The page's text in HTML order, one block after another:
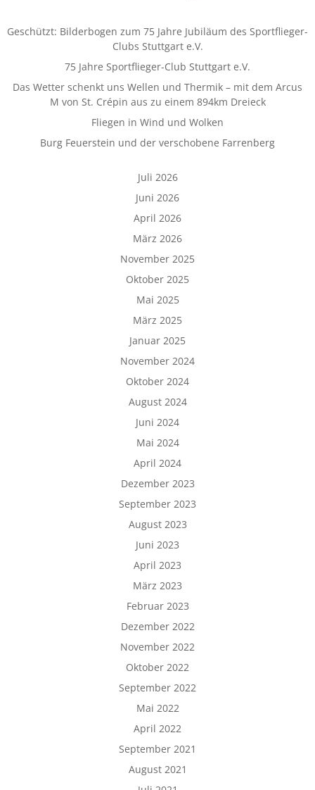
Geschützt: Bilderbogen zum 75 Jahre Jubiläum des Sportflieger-
Clubs Stuttgart e.V.
75 Jahre Sportflieger-Club Stuttgart e.V.
Das Wetter schenkt uns Wellen und Thermik – mit dem Arcus
M von St. Crépin aus zu einem 894km Dreieck
Fliegen in Wind und Wolken
Burg Feuerstein und der verschobene Farrenberg
Juli 2026
Juni 2026
April 2026
März 2026
November 2025
Oktober 2025
Mai 2025
März 2025
Januar 2025
November 2024
Oktober 2024
August 2024
Juni 2024
Mai 2024
April 2024
Dezember 2023
September 2023
August 2023
Juni 2023
April 2023
März 2023
Februar 2023
Dezember 2022
November 2022
Oktober 2022
September 2022
Mai 2022
April 2022
September 2021
August 2021